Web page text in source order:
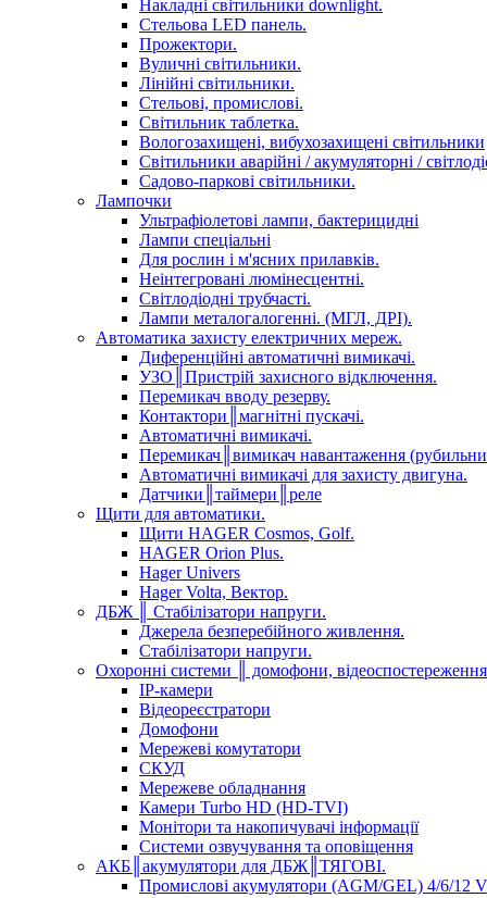
Накладні світильники downlight.
Стельова LED панель.
Прожектори.
Вуличні світильники.
Лінійні світильники.
Стельові, промислові.
Світильник таблетка.
Вологозахищені, вибухозахищені світильники
Світильники аварійні / акумуляторні /
Садово-паркові світильники.
Лампочки
Ультрафіолетові лампи, бактерицидні
Лампи спеціальні
Для рослин і м'ясних прилавків.
Неінтегровані люмінесцентні.
Світлодіодні трубчасті.
Лампи металогалогенні. (МГЛ, ДРІ).
Автоматика захисту електричних мереж.
Диференційні автоматичні вимикачі.
УЗО║Пристрій захисного відключення.
Перемикач вводу резерву.
Контактори║магнітні пускачі.
Автоматичні вимикачі.
Перемикач║вимикач навантаження
Автоматичні вимикачі для захисту двигуна.
Датчики║таймери║реле
Щити для автоматики.
Щити HAGER Cosmos, Golf.
HAGER Orion Plus.
Hager Univers
Hager Volta, Вектор.
ДБЖ ║ Стабілізатори напруги.
Джерела безперебійного живлення.
Стабілізатори напруги.
Охоронні системи ║ домофони, відеоспостереження
IP-камери
Відеореєстратори
Домофони
Мережеві комутатори
СКУД
Мережеве обладнання
Камери Turbo HD (HD-TVI)
Монітори та накопичувачі інформації
Системи озвучування та оповіщення
АКБ║акумулятори для ДБЖ║ТЯГОВІ.
Промислові акумулятори (AGM/GEL) 4/6/12